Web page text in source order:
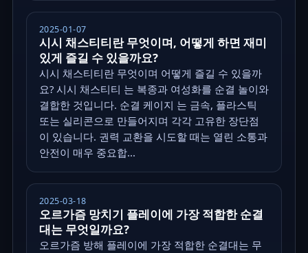
2025-01-07
시시 채스티티란 무엇이며, 어떻게 하면 재미
있게 즐길 수 있을까요?
시시 채스티티란 무엇이며 어떻게 즐길 수 있을까
요? 시시 채스티티 는 복종과 여성화를 순결 놀이와
결합한 것입니다. 순결 케이지 는 금속, 플라스틱
또는 실리콘으로 만들어지며 각각 고유한 장단점
이 있습니다. 권력 교환을 시도할 때는 열린 소통과
안전이 매우 중요합...
2025-03-18
오르가즘 망치기 플레이에 가장 적합한 순결
대는 무엇일까요?
오르가즘 방해 플레이에 가장 적합한 순결대는 무